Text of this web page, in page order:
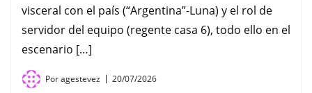
visceral con el país (“Argentina”-Luna) y el rol de
servidor del equipo (regente casa 6), todo ello en el
escenario […]
Poragestevez 20/07/2026